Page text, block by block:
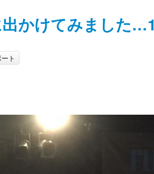
かけてみました…1
ト